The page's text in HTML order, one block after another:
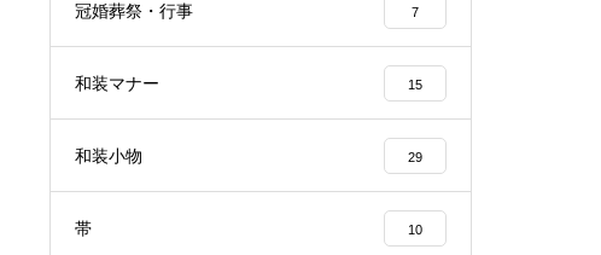
冠婚葬祭・行事 7
和装マナー 15
和装小物 29
帯 10